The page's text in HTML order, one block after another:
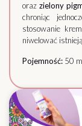
oraz zielony
chroniąc
stosowanie
niwelować
Pojemność: 50